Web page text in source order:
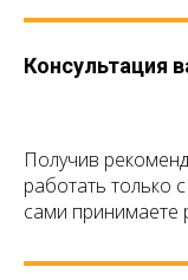
Консультация
Получив
работать только
сами принимаете